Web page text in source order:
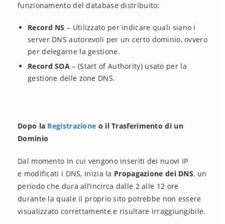
funzionamento del database distribuito:
Record NS – Utilizzato per indicare quali siano i
server DNS autorevoli per un certo dominio, ovvero
per delegarne la gestione.
Record SOA – (Start of Authority) usato per la
gestione delle zone DNS.
Dopo la Registrazione o il Trasferimento di un
Dominio
Dal momento in cui vengono inseriti dei nuovi IP
e modificati i DNS, inizia la Propagazione dei DNS, un
periodo che dura all’incirca dalle 2 alle 12 ore
durante la quale il proprio sito potrebbe non essere
visualizzato correttamente e risultare irraggiungibile.